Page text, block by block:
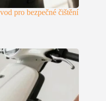
pro bezpečné čištění